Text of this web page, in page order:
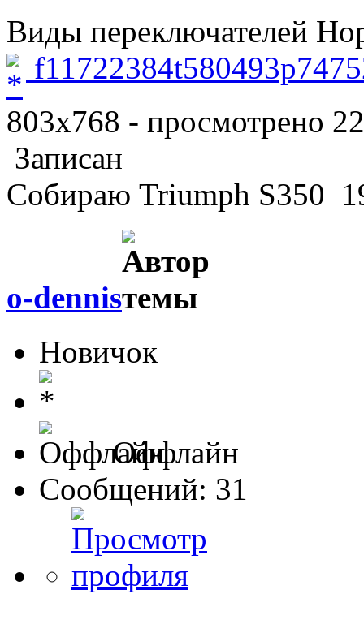
Виды переключателей
803x768 - просмотрено
Записан
Собираю Triumph S350
o-dennis
Новичок
Оффлайн
Сообщений: 31